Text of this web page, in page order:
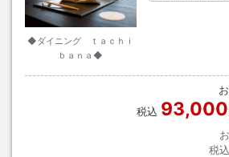
◆ダイニング ｔａｃｈｉ
ｂａｎａ◆
税込 93,000
税込